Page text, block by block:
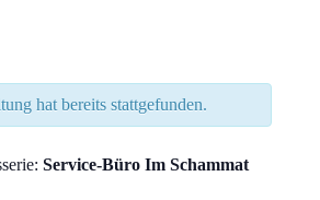
hat bereits stattgefunden.
Service-Büro Im Schammat